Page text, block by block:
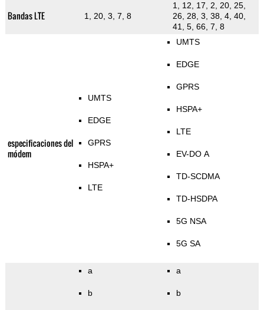
Bandas LTE 1, 20, 3, 7, 8
1, 12, 17, 2, 20, 25,
26, 28, 3, 38, 4, 40,
41, 5, 66, 7, 8
especificaciones del
módem
UMTS
EDGE
GPRS
HSPA+
LTE
UMTS
EDGE
GPRS
HSPA+
LTE
EV-DO A
TD-SCDMA
TD-HSDPA
5G NSA
5G SA
a
b
a
b